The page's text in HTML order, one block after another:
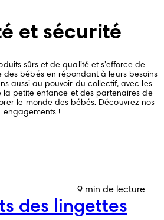
et sécurité
sûrs et de qualité et s’efforce de
des bébés en répondant à leurs besoins
aussi au pouvoir du collectif, avec les
la petite enfance et des partenaires de
le monde des bébés. Découvrez nos
engagements !
9 min de lecture
des lingettes